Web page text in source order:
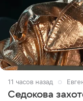
11 часов назад
Седокова